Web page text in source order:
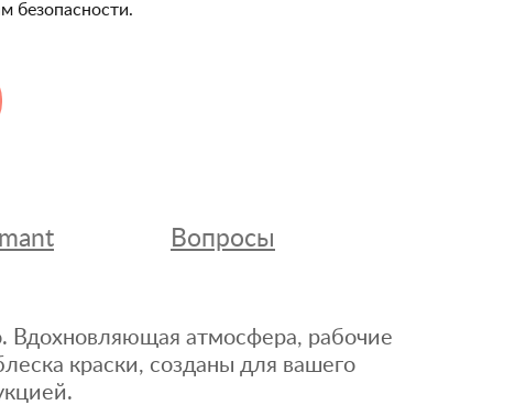
безопасности.
Вопросы
Вдохновляющая атмосфера, рабочие
краски, созданы для вашего